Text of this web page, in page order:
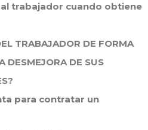
trabajador cuando obtiene
TRABAJADOR DE FORMA
DESMEJORA DE SUS
para contratar un